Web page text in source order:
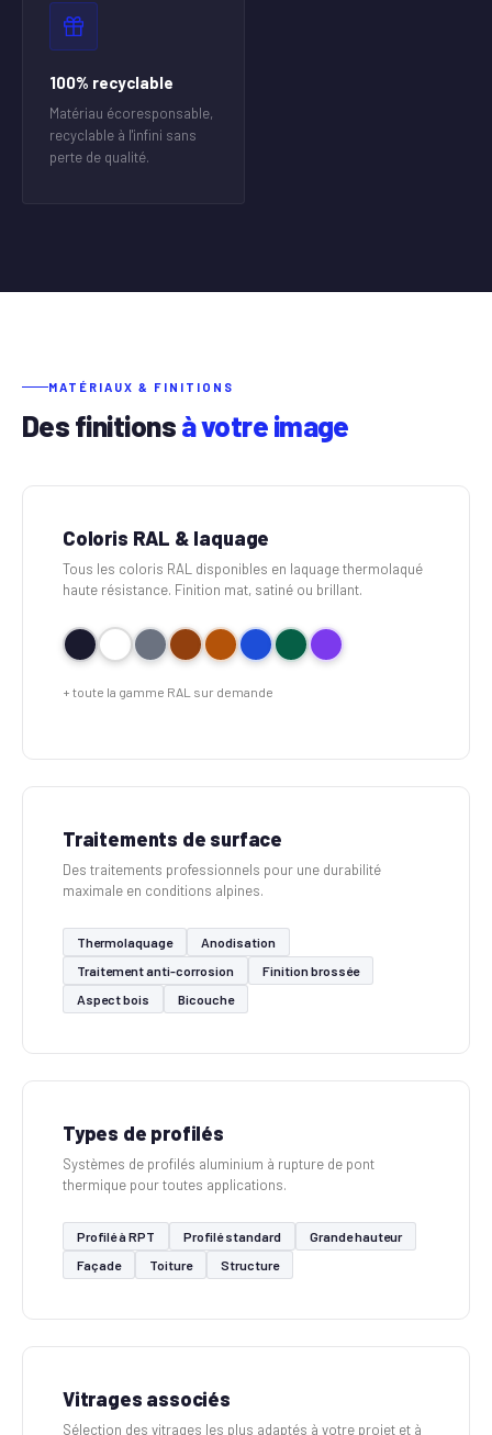
100% recyclable
Matériau écoresponsable,
recyclable à l'infini sans
perte de qualité.
MATÉRIAUX & FINITIONS
Des finitionsà votre image
Coloris RAL & laquage
Tous les coloris RAL disponibles en laquage thermolaqué
haute résistance. Finition mat, satiné ou brillant.
+ toute la gamme RAL sur demande
Traitements de surface
Des traitements professionnels pour une durabilité
maximale en conditions alpines.
Thermolaquage
Anodisation
Traitement anti-corrosion
Finition brossée
Aspect bois
Bicouche
Types de profilés
Systèmes de profilés aluminium à rupture de pont
thermique pour toutes applications.
Profilé à RPT Profilé standard
Grande hauteur
Façade
Toiture Structure
Vitrages associés
Sélection des vitrages les plus adaptés à votre projet et à